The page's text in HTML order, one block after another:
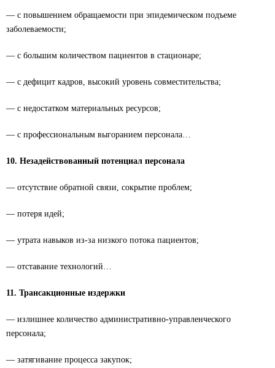
— с повышением обращаемости при эпидемическом подъеме
заболеваемости;
— с большим количеством пациентов в стационаре;
— с дефицит кадров, высокий уровень совместительства;
— с недостатком материальных ресурсов;
— с профессиональным выгоранием персонала…
10. Незадействованный потенциал персонала
— отсутствие обратной связи, сокрытие проблем;
— потеря идей;
— утрата навыков из-за низкого потока пациентов;
— отставание технологий…
11. Трансакционные издержки
— излишнее количество административно-управленческого
персонала;
— затягивание процесса закупок;